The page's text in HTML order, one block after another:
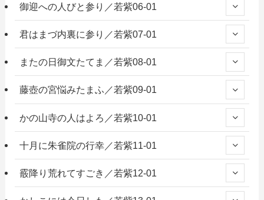
御迎への人びと参り／若紫06-01
君はまづ内裏に参り／若紫07-01
またの日御文たてま／若紫08-01
藤壺の宮悩みたまふ／若紫09-01
かの山寺の人はよろ／若紫10-01
十月に朱雀院の行幸／若紫11-01
霰降り荒れてすごき／若紫12-01